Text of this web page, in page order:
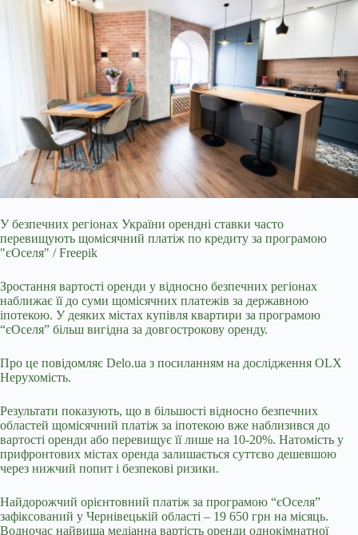
У безпечних регіонах України орендні ставки часто
перевищують щомісячний платіж по кредиту за програмою
"єОселя" / Freepik
Зростання вартості оренди у відносно безпечних регіонах
наближає її до суми щомісячних платежів за державною
іпотекою. У деяких містах купівля квартири за програмою
“єОселя” більш вигідна за довгострокову оренду.
Про це повідомляє Delo.ua з посиланням на дослідження OLX
Нерухомість.
Результати показують, що в більшості відносно безпечних
областей щомісячний платіж за іпотекою вже наблизився до
вартості оренди або перевищує її лише на 10-20%. Натомість у
прифронтових містах оренда залишається суттєво дешевшою
через нижчий попит і безпекові ризики.
Найдорожчий орієнтовний платіж за програмою “єОселя”
зафіксований у Чернівецькій області – 19 650 грн на місяць.
Водночас найвища медіанна вартість оренди однокімнатної